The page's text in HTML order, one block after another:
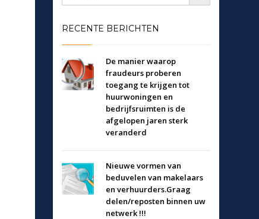
RECENTE BERICHTEN
De manier waarop
fraudeurs proberen
toegang te krijgen tot
huurwoningen en
bedrijfsruimten is de
afgelopen jaren sterk
veranderd
Nieuwe vormen van
beduvelen van makelaars
en verhuurders.Graag
delen/reposten binnen uw
netwerk !!!